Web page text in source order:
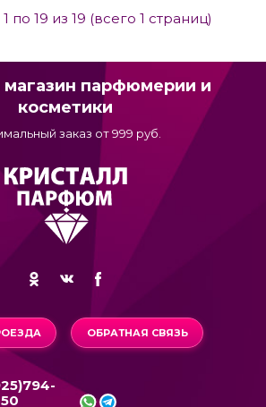
по 19 из 19 (всего 1 страниц)
парфюмерии и
косметики
заказ от 999 руб.
ОБРАТНАЯ СВЯЗЬ